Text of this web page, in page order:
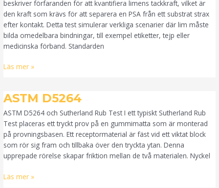
beskriver förfaranden för att kvantifiera limens tackkraft, vilket är
den kraft som krävs för att separera en PSA från ett substrat strax
efter kontakt. Detta test simulerar verkliga scenarier där lim måste
bilda omedelbara bindningar, till exempel etiketter, tejp eller
medicinska förband. Standarden
Läs mer »
ASTM D5264
ASTM D5264 och Sutherland Rub Test I ett typiskt Sutherland Rub
Test placeras ett tryckt prov på en gummimatta som är monterad
på provningsbasen. Ett receptormaterial är fäst vid ett viktat block
som rör sig fram och tillbaka över den tryckta ytan. Denna
upprepade rörelse skapar friktion mellan de två materialen. Nyckel
ASTM
Läs mer »